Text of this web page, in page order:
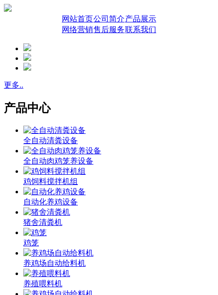
网站首页公司简介产品展示
网络营销售后服务联系我们
更多..
产品中心
全自动清粪设备
全自动肉鸡笼养设备
鸡饲料搅拌机组
自动化养鸡设备
猪舍清粪机
鸡笼
养鸡场自动给料机
养殖喂料机